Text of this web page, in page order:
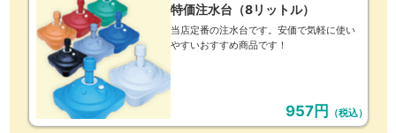
特価注水台（8リットル）
当店定番の注水台です。安価で気軽に使い
やすいおすすめ商品です！
957円 （税込）